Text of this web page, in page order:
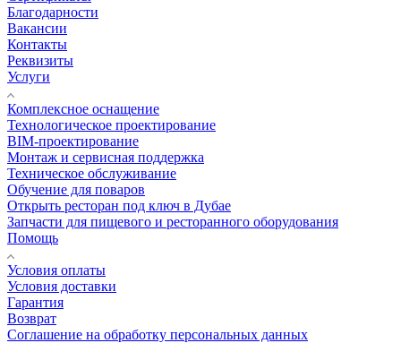
Благодарности
Вакансии
Контакты
Реквизиты
Услуги
Комплексное оснащение
Технологическое проектирование
BIM-проектирование
Монтаж и сервисная поддержка
Техническое обслуживание
Обучение для поваров
Открыть ресторан под ключ в Дубае
Запчасти для пищевого и ресторанного оборудования
Помощь
Условия оплаты
Условия доставки
Гарантия
Возврат
Соглашение на обработку персональных данных